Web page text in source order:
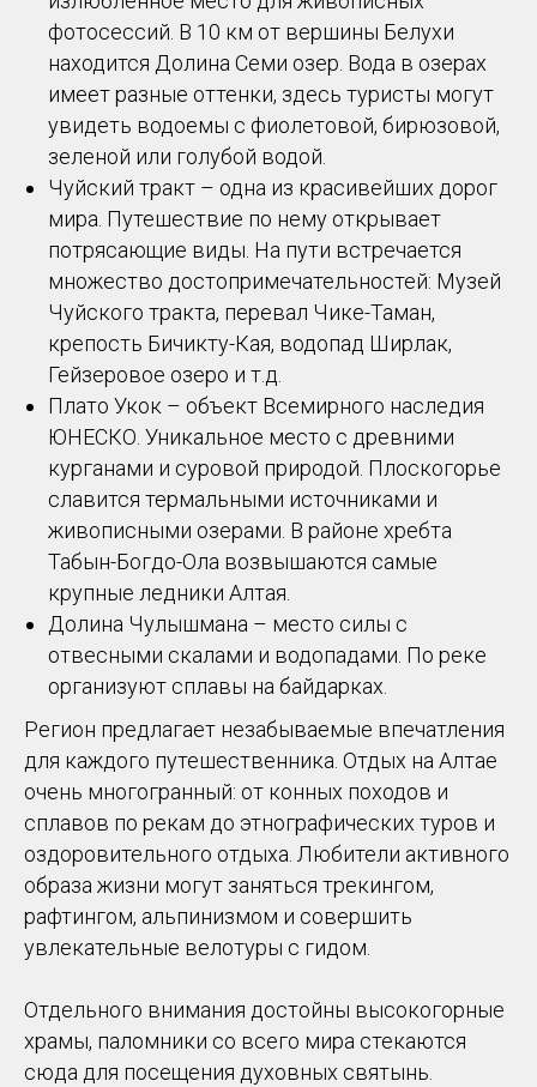
фотосессий. В 10 км от вершины Белухи
находится Долина Семи озер. Вода в озерах
имеет разные оттенки, здесь туристы могут
увидеть водоемы с фиолетовой, бирюзовой,
зеленой или голубой водой.
Чуйский тракт – одна из красивейших дорог
мира. Путешествие по нему открывает
потрясающие виды. На пути встречается
множество достопримечательностей: Музей
Чуйского тракта, перевал Чике-Таман,
крепость Бичикту-Кая, водопад Ширлак,
Гейзеровое озеро и т.д.
Плато Укок – объект Всемирного наследия
ЮНЕСКО. Уникальное место с древними
курганами и суровой природой. Плоскогорье
славится термальными источниками и
живописными озерами. В районе хребта
Табын-Богдо-Ола возвышаются самые
крупные ледники Алтая.
Долина Чулышмана – место силы с
отвесными скалами и водопадами. По реке
организуют сплавы на байдарках.
Регион предлагает незабываемые впечатления
для каждого путешественника. Отдых на Алтае
очень многогранный: от конных походов и
сплавов по рекам до этнографических туров и
оздоровительного отдыха. Любители активного
образа жизни могут заняться трекингом,
рафтингом, альпинизмом и совершить
увлекательные велотуры с гидом.
Отдельного внимания достойны высокогорные
храмы, паломники со всего мира стекаются
сюда для посещения духовных святынь.